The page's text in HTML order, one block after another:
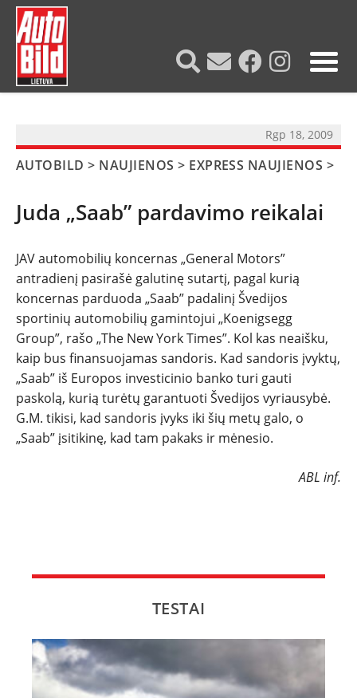
NAUJIENOS
TESTAI
NAUJI
NAUDOTI
ĮVAIRENYBĖS
Rgp 18, 2009
AUTOBILD > NAUJIENOS > EXPRESS NAUJIENOS >
Juda „Saab” pardavimo reikalai
JAV automobilių koncernas „General Motors”
antradienį pasirašė galutinę sutartį, pagal kurią
koncernas parduoda „Saab” padalinį Švedijos
sportinių automobilių gamintojui „Koenigsegg
Group”, rašo „The New York Times”. Kol kas neaišku,
kaip bus finansuojamas sandoris. Kad sandoris įvyktų,
„Saab” iš Europos investicinio banko turi gauti
paskolą, kurią turėtų garantuoti Švedijos vyriausybė.
G.M. tikisi, kad sandoris įvyks iki šių metų galo, o
„Saab” įsitikinę, kad tam pakaks ir mėnesio.
ABL inf.
TESTAI